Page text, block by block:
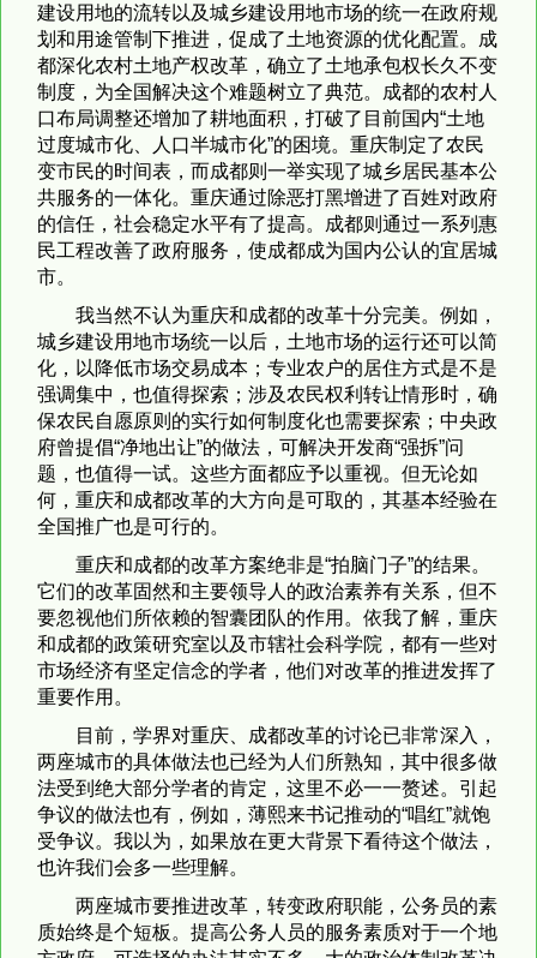
建设用地的流转以及城乡建设用地市场的统一在政府规
划和用途管制下推进，促成了土地资源的优化配置。成
都深化农村土地产权改革，确立了土地承包权长久不变
制度，为全国解决这个难题树立了典范。成都的农村人
口布局调整还增加了耕地面积，打破了目前国内“土地
过度城市化、人口半城市化”的困境。重庆制定了农民
变市民的时间表，而成都则一举实现了城乡居民基本公
共服务的一体化。重庆通过除恶打黑增进了百姓对政府
的信任，社会稳定水平有了提高。成都则通过一系列惠
民工程改善了政府服务，使成都成为国内公认的宜居城
市。
我当然不认为重庆和成都的改革十分完美。例如，
城乡建设用地市场统一以后，土地市场的运行还可以简
化，以降低市场交易成本；专业农户的居住方式是不是
强调集中，也值得探索；涉及农民权利转让情形时，确
保农民自愿原则的实行如何制度化也需要探索；中央政
府曾提倡“净地出让”的做法，可解决开发商“强拆”问
题，也值得一试。这些方面都应予以重视。但无论如
何，重庆和成都改革的大方向是可取的，其基本经验在
全国推广也是可行的。
重庆和成都的改革方案绝非是“拍脑门子”的结果。
它们的改革固然和主要领导人的政治素养有关系，但不
要忽视他们所依赖的智囊团队的作用。依我了解，重庆
和成都的政策研究室以及市辖社会科学院，都有一些对
市场经济有坚定信念的学者，他们对改革的推进发挥了
重要作用。
目前，学界对重庆、成都改革的讨论已非常深入，
两座城市的具体做法也已经为人们所熟知，其中很多做
法受到绝大部分学者的肯定，这里不必一一赘述。引起
争议的做法也有，例如，薄熙来书记推动的“唱红”就饱
受争议。我以为，如果放在更大背景下看待这个做法，
也许我们会多一些理解。
两座城市要推进改革，转变政府职能，公务员的素
质始终是个短板。提高公务人员的服务素质对于一个地